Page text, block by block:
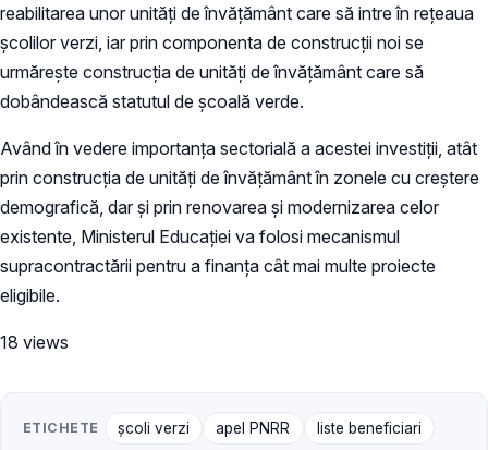
reabilitarea unor unități de învățământ care să intre în rețeaua
școlilor verzi, iar prin componenta de construcții noi se
urmărește construcția de unități de învățământ care să
dobândească statutul de școală verde.
Având în vedere importanța sectorială a acestei investiții, atât
prin construcția de unități de învățământ în zonele cu creștere
demografică, dar și prin renovarea și modernizarea celor
existente, Ministerul Educației va folosi mecanismul
supracontractării pentru a finanța cât mai multe proiecte
eligibile.
18 views
ETICHETE școli verzi apel PNRR liste beneficiari